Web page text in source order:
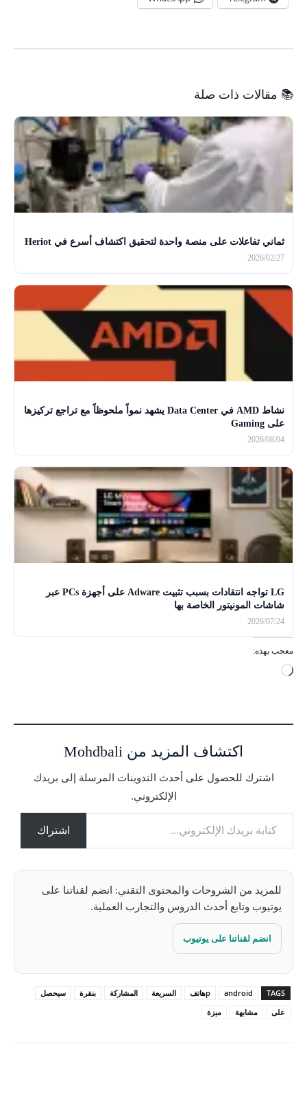
📚 مقالات ذات صلة
ثماني تفاعلات على منصة واحدة لتحقيق اكتشاف أسرع في Heriot
2026/02/27
نشاط AMD في Data Center يشهد نمواً ملحوظاً مع تراجع تركيزها
على Gaming
2026/08/04
LG تواجه انتقادات بسبب تثبيت Adware على أجهزة PCs عبر
شاشات المونيتور الخاصة بها
2026/07/24
معجب بهذه:
ج
ي
ل
اكتشاف المزيد من Mohdbali
اشترك للحصول على أحدث التدوينات المرسلة إلى بريدك
الإلكتروني.
كتابة بريدك الإلكتروني...
اشتراك
للمزيد من الشروحات والمحتوى التقني: انضم لقناتنا على
يوتيوب وتابع أحدث الدروس والتجارب العملية.
انضم لقناتنا على يوتيوب
TAGS
android pهاتف السريعة المشاركة بنقرة
سيحصل
على
مشابهة ميزة